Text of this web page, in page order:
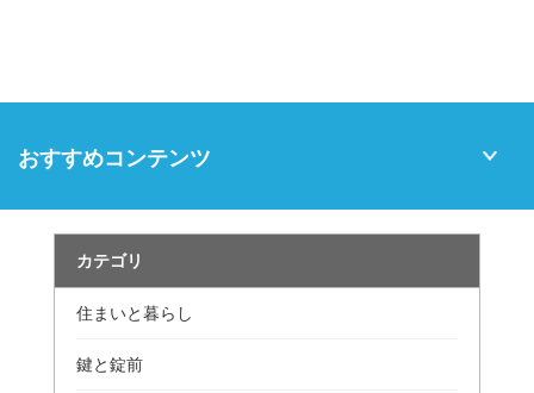
おすすめコンテンツ
カテゴリ
住まいと暮らし
鍵と錠前